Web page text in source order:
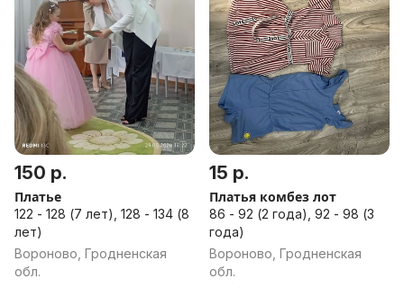
150 р.
Платье
122 - 128 (7 лет), 128 - 134 (8
лет)
Вороново, Гродненская
обл.
15 р.
Платья комбез лот
86 - 92 (2 года), 92 - 98 (3
года)
Вороново, Гродненская
обл.